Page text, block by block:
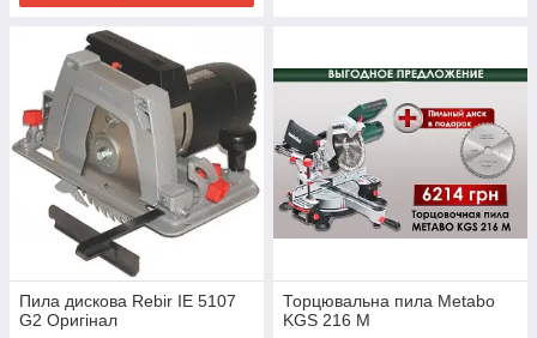
Пила дискова Rebir IE 5107
G2 Оригінал
Торцювальна пила Metabo
KGS 216 M